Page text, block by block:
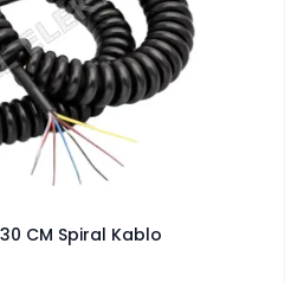
CM Spiral Kablo